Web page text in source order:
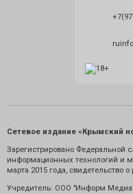
Сетевое издание «Крымский
Зарегистрировано Федеральной
информационных технологий и
марта 2015 года, свидетельство
Учредитель: ООО "Информ